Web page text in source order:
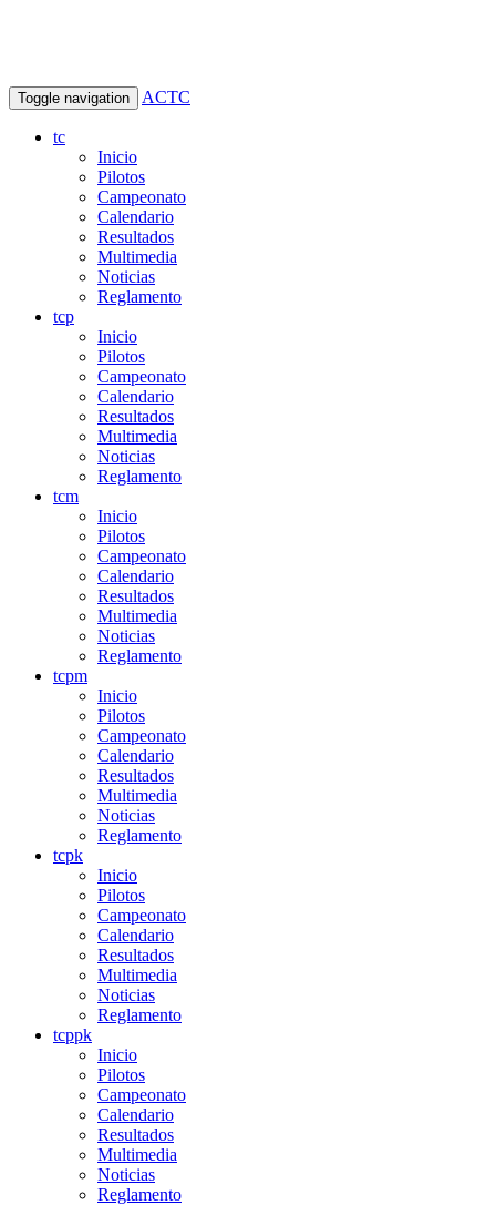
Toggle navigation ACTC
tc
Inicio
Pilotos
Campeonato
Calendario
Resultados
Multimedia
Noticias
Reglamento
tcp
Inicio
Pilotos
Campeonato
Calendario
Resultados
Multimedia
Noticias
Reglamento
tcm
Inicio
Pilotos
Campeonato
Calendario
Resultados
Multimedia
Noticias
Reglamento
tcpm
Inicio
Pilotos
Campeonato
Calendario
Resultados
Multimedia
Noticias
Reglamento
tcpk
Inicio
Pilotos
Campeonato
Calendario
Resultados
Multimedia
Noticias
Reglamento
tcppk
Inicio
Pilotos
Campeonato
Calendario
Resultados
Multimedia
Noticias
Reglamento